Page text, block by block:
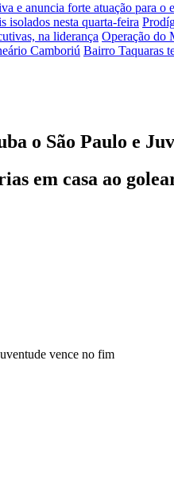
e anuncia forte atuação para
isolados nesta quarta-feira
na liderança Operação do
Camboriú Bairro Taquaras
o São Paulo e
em casa ao